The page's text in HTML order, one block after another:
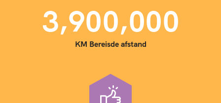
3,900,000
KM Bereisde afstand